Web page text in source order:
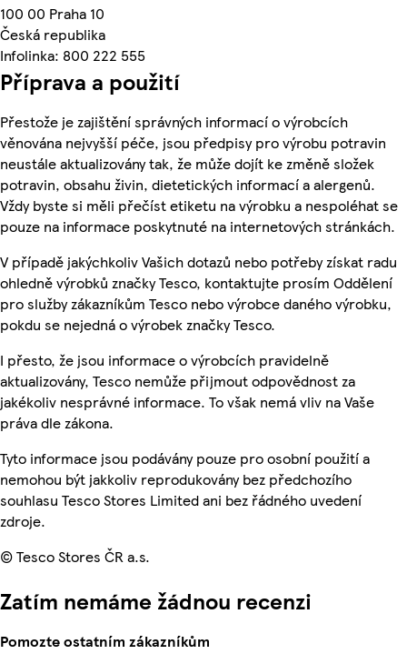
100 00 Praha 10
Česká republika
Infolinka: 800 222 555
Příprava a použití
Přestože je zajištění správných informací o výrobcích
věnována nejvyšší péče, jsou předpisy pro výrobu potravin
neustále aktualizovány tak, že může dojít ke změně složek
potravin, obsahu živin, dietetických informací a alergenů.
Vždy byste si měli přečíst etiketu na výrobku a nespoléhat se
pouze na informace poskytnuté na internetových stránkách.
V případě jakýchkoliv Vašich dotazů nebo potřeby získat radu
ohledně výrobků značky Tesco, kontaktujte prosím Oddělení
pro služby zákazníkům Tesco nebo výrobce daného výrobku,
pokdu se nejedná o výrobek značky Tesco.
I přesto, že jsou informace o výrobcích pravidelně
aktualizovány, Tesco nemůže přijmout odpovědnost za
jakékoliv nesprávné informace. To však nemá vliv na Vaše
práva dle zákona.
Tyto informace jsou podávány pouze pro osobní použití a
nemohou být jakkoliv reprodukovány bez předchozího
souhlasu Tesco Stores Limited ani bez řádného uvedení
zdroje.
© Tesco Stores ČR a.s.
Zatím nemáme žádnou recenzi
Pomozte ostatním zákazníkům